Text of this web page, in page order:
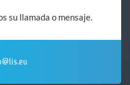
su llamada o mensaje.